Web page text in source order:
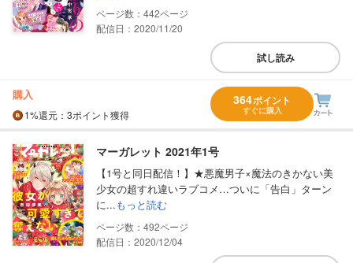
442
配信日：2020/11/20
試し読み
購入
1%還元 ：3ポイント獲得
364ポイント
すぐに購入
マーガレット 2021年1号
【1号と同日配信！】★悪魔男子×魔法のきかない美
少女の超すれ違いラブコメ…ついに「告白」ターン
に...もっと読む
492
配信日：2020/12/04